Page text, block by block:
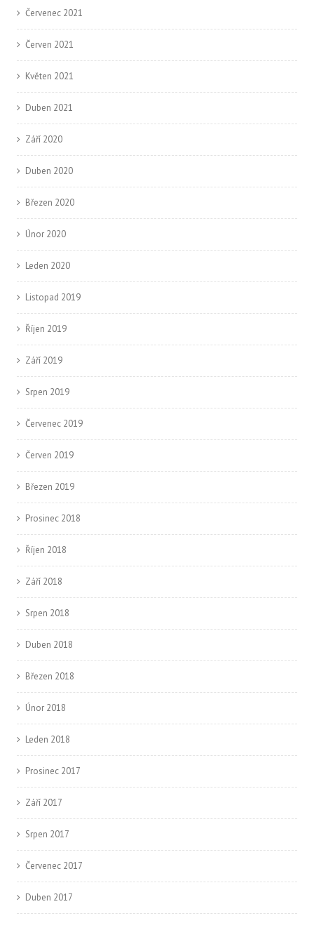
Červenec 2021
Červen 2021
Květen 2021
Duben 2021
Září 2020
Duben 2020
Březen 2020
Únor 2020
Leden 2020
Listopad 2019
Říjen 2019
Září 2019
Srpen 2019
Červenec 2019
Červen 2019
Březen 2019
Prosinec 2018
Říjen 2018
Září 2018
Srpen 2018
Duben 2018
Březen 2018
Únor 2018
Leden 2018
Prosinec 2017
Září 2017
Srpen 2017
Červenec 2017
Duben 2017